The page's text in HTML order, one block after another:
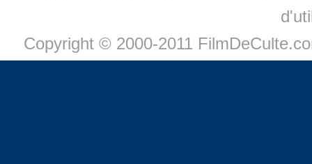
Copyright © 2000-2011